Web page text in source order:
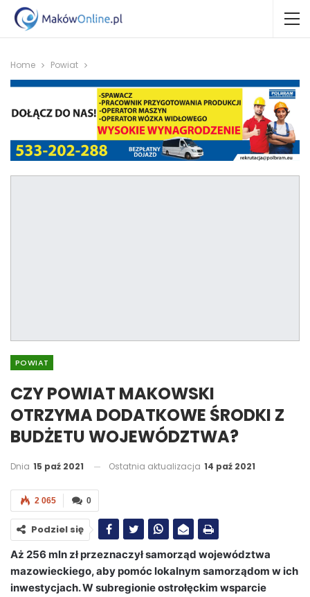
Home Powiat
POWIAT
CZY POWIAT MAKOWSKI
OTRZYMA DODATKOWE ŚRODKI Z
BUDŻETU WOJEWÓDZTWA?
Dnia 15 paź 2021 Ostatnia aktualizacja 14 paź 2021
0
2 065
Podziel się
Aż 256 mln zł przeznaczył samorząd województwa
mazowieckiego, aby pomóc lokalnym samorządom w ich
inwestycjach. W subregionie ostrołęckim wsparcie